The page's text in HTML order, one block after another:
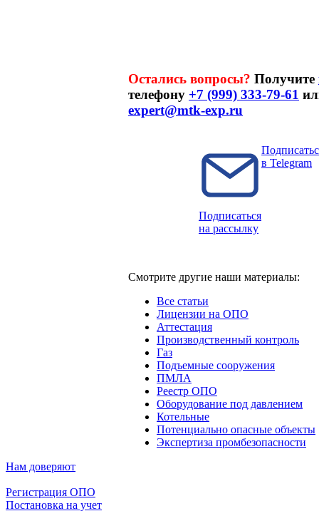
Остались вопросы? Получите
телефону +7 (999) 333-79-61
expert@mtk-exp.ru
Подписаться
на рассылку
в Telegram
Смотрите другие наши материалы:
Все статьи
Лицензии на ОПО
Аттестация
Производственный контроль
Газ
Подъемные сооружения
ПМЛА
Реестр ОПО
Оборудование под давлением
Котельные
Потенциально опасные объекты
Экспертиза промбезопасности
Нам доверяют
Регистрация ОПО
Постановка на учет